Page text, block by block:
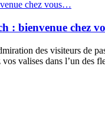
: bienvenue chez
des visiteurs de
valises dans l’un des